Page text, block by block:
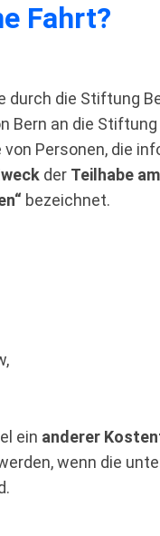
Fahrt?
durch die Stiftung
Bern an die
Personen, die
der Teilhabe
bezeichnet.
ein anderer
wenn die